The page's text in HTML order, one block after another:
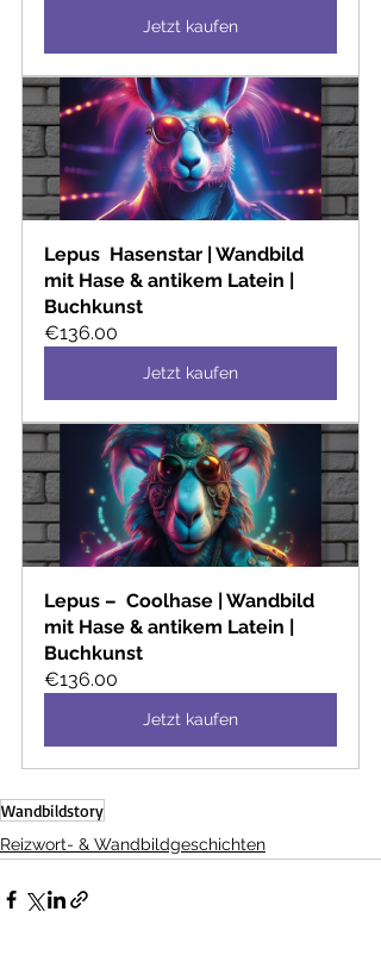
Jetzt kaufen
Lepus  Hasenstar | Wandbild
mit Hase & antikem Latein |
Buchkunst
€136.00
Jetzt kaufen
Lepus –  Coolhase | Wandbild
mit Hase & antikem Latein |
Buchkunst
€136.00
Jetzt kaufen
Wandbildstory
Reizwort- & Wandbildgeschichten